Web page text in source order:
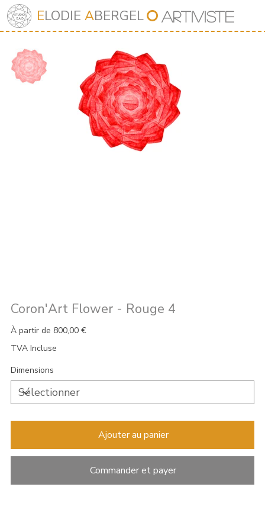
ELODIEABERGEL⭘ Artiviste
Coron'Art Flower - Rouge 4
À partir de Prix
800,00 €
TVA Incluse
Dimensions
Ajouter au panier
Commander et payer